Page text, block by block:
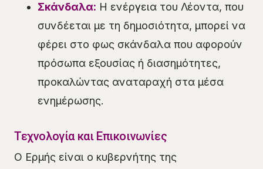
Σκάνδαλα: Η ενέργεια του Λέοντα, που
συνδέεται με τη δημοσιότητα, μπορεί να
φέρει στο φως σκάνδαλα που αφορούν
πρόσωπα εξουσίας ή διασημότητες,
προκαλώντας αναταραχή στα μέσα
ενημέρωσης.
Τεχνολογία και Επικοινωνίες
Ο Ερμής είναι ο κυβερνήτης της